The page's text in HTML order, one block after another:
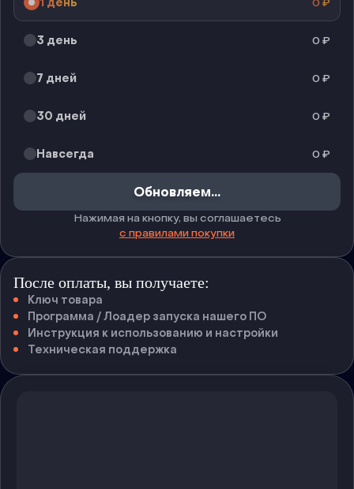
3 день 0 ₽
7 дней 0 ₽
30 дней 0 ₽
Навсегда 0 ₽
Купить
Нажимая на кнопку, вы соглашаетесь
с правилами покупки
После оплаты, вы получаете:
Ключ товара
Программа / Лоадер запуска нашего ПО
Инструкция к использованию и настройки
Техническая поддержка